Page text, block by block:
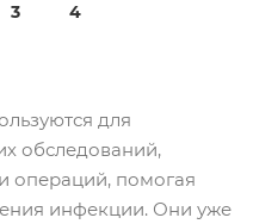
3 4
для
обследований,
операций, помогая
инфекции. Они уже